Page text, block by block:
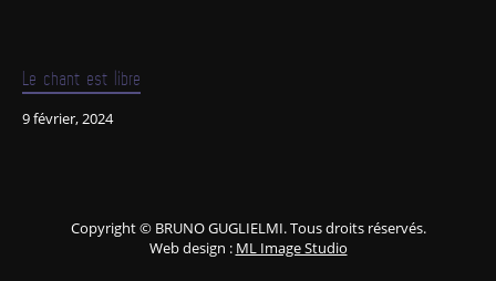
Le chant est libre
9 février, 2024
Copyright © BRUNO GUGLIELMI. Tous droits réservés.
Web design : ML Image Studio